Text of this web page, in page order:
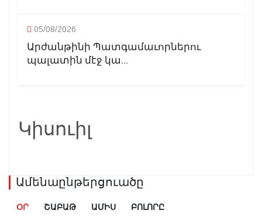
05/08/2026
Արժանթինի Պատգամաւորներու
պալատին մէջ կա...
Կիսուիլ
Ամենաընթերցուածը
ՕՐ ՇԱԲԱԹ ԱՄԻՍ ԲՈԼՈՐԸ